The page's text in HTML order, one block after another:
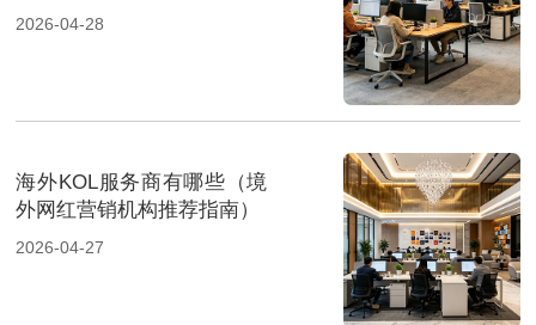
南
2026-04-28
海外KOL服务商有哪些（境
外网红营销机构推荐指南）
2026-04-27